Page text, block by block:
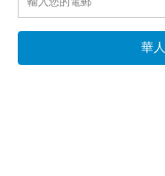
軍機急升空
【新唐人北京時間2026年